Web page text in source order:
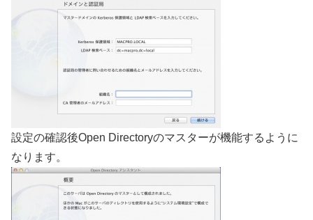
設定の確認後Open Directoryのマスターが機能するように
なります。